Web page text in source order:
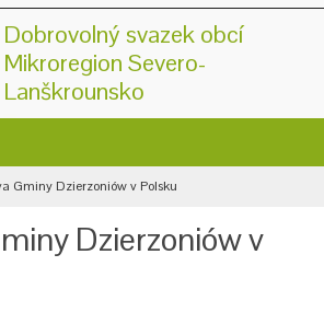
Dobrovolný svazek obcí
Mikroregion Severo-
Lanškrounsko
Gminy Dzierzoniów v Polsku
Dzierzoniów v